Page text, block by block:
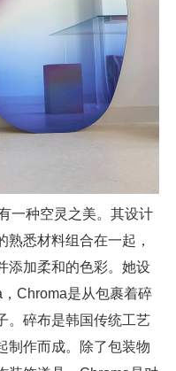
种空灵之美。其设计
悉材料组合在一起，
添加柔和的色彩。她设
Chroma是从包裹着碎
。碎布是韩国传统工艺
制作而成。除了包装物